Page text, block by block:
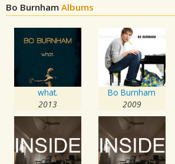
Bo Burnham Albums
what.
2013
Bo Burnham
2009